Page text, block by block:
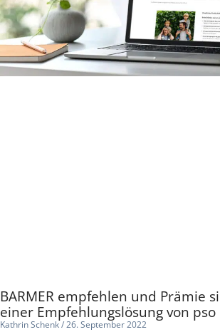
BARMER empfehlen und Prämie
einer Empfehlungslösung von pso
Kathrin Schenk 26. September 2022